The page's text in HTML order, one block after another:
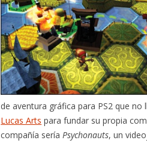
de aventura gráfica para PS2 que
Lucas Arts para fundar su propia
compañía seríaPsychonauts, un